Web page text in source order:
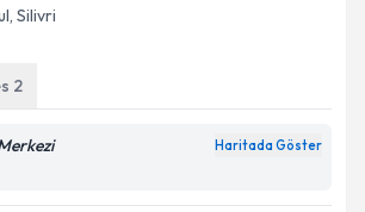
, Silivri
2
Haritada Göster